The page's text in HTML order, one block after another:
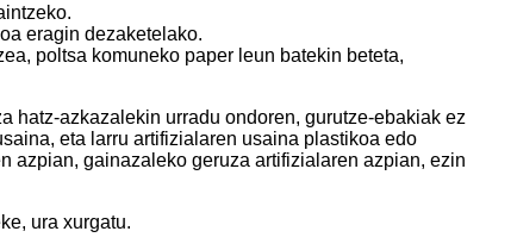
eragin dezaketelako.
poltsa komuneko paper leun batekin beteta,
hatz-azkazalekin urradu ondoren, gurutze-ebakiak ez
eta larru artifizialaren usaina plastikoa edo
azpian, gainazaleko geruza artifizialaren azpian, ezin
ura xurgatu.